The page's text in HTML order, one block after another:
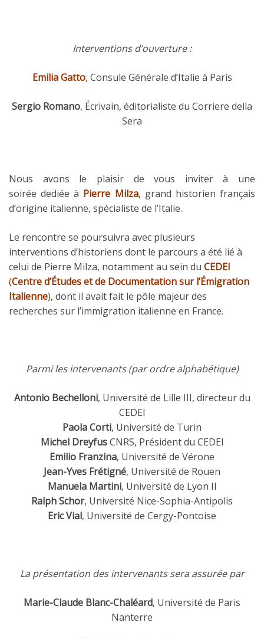
Interventions d’ouverture :
Emilia Gatto, Consule Générale d’Italie à Paris
Sergio Romano, Écrivain, éditorialiste du Corriere della
Sera
Nous avons le plaisir de vous inviter à une
soirée dediée à Pierre Milza, grand historien français
d’origine italienne, spécialiste de l’Italie.
Le rencontre se poursuivra avec plusieurs
interventions d’historiens dont le parcours a été lié à
celui de Pierre Milza, notamment au sein du CEDEI
(Centre d’Études et de Documentation sur l’Émigration
Italienne), dont il avait fait le pôle majeur des
recherches sur l’immigration italienne en France.
Parmi les intervenants (par ordre alphabétique)
Antonio Bechelloni, Université de Lille III, directeur du
CEDEI
Paola Corti, Université de Turin
Michel DreyfusCNRS, Président du CEDEI
Emilio Franzina, Université de Vérone
Jean-Yves Frétigné, Université de Rouen
Manuela Martini, Université de Lyon II
Ralph Schor, Université Nice-Sophia-Antipolis
Eric Vial, Université de Cergy-Pontoise
La présentation des intervenants sera assurée par
Marie-Claude Blanc-Chaléard, Université de Paris
Nanterre